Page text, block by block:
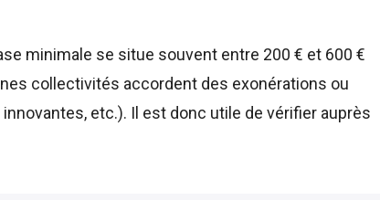
minimale se situe souvent entre 200 € et 600 €
collectivités accordent des exonérations ou
etc.). Il est donc utile de vérifier auprès